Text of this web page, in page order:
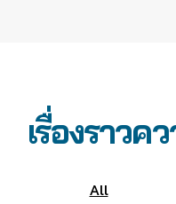
เรื่องราวค
All